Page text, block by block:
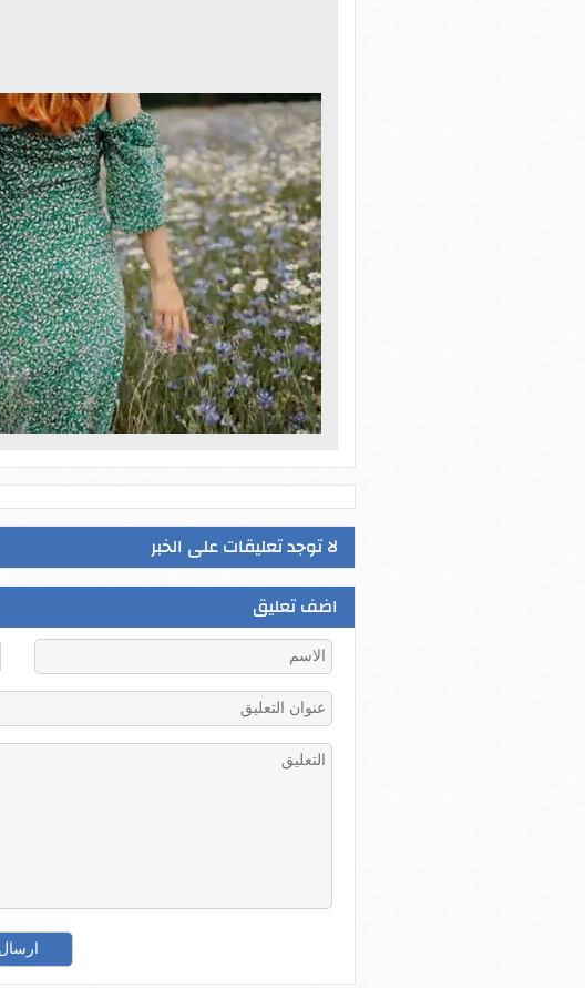
لا توجد تعليقات على الخبر
اضف تعليق